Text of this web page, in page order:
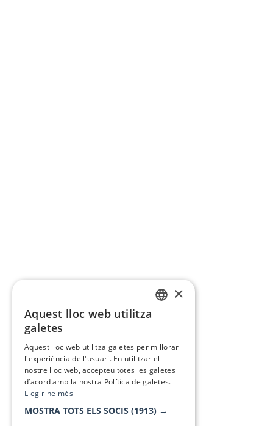
×
Aquest lloc web utilitza
galetes
Aquest lloc web utilitza galetes per millorar
l'experiència de l'usuari. En utilitzar el
nostre lloc web, accepteu totes les galetes
d’acord amb la nostra Política de galetes.
Llegir-ne més
MOSTRA TOTS ELS SOCIS (1913) →